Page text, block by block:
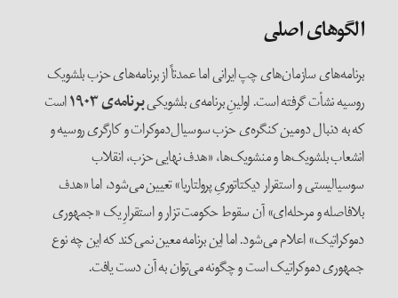
الگوهای اصلی
برنامه‌های سازمان‌های چپ ایرانی اما عمدتاً از برنامه‌های حزب بلشویک
روسیه نشأت گرفته است. اولینِ برنامه‌ی بلشویکیبرنامه‌ی ۱۹۰۳
است
که به دنبال دومین کنگره‌ی حزب سوسیال‌دموکرات و کارگری روسیه و
انشعاب بلشویک‌ها و منشویک‌ها، «هدف نهایی حزب، انقلاب
سوسیالیستی و استقرار دیکتاتوریِ پرولتاریا» تعیین می‌شود، اما «هدف
بلافاصله و مرحله‌ای» آن سقوط حکومت تزار و استقرارِ یک «جمهوری
دموکراتیک» اعلام می‌شود. اما این برنامه معین نمی‌کند که این چه نوع
جمهوری دموکراتیک است و چگونه می‌توان به آن دست یافت.